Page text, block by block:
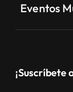
Eventos
¡Suscríbete